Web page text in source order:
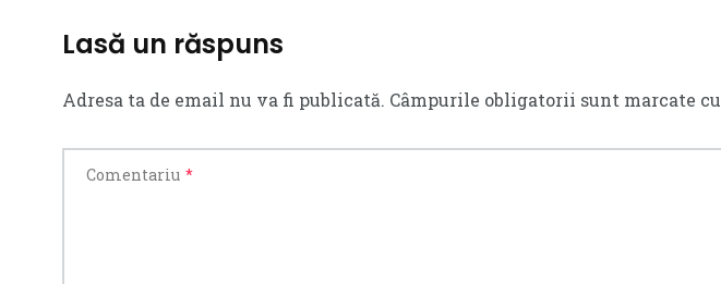
Lasă un răspuns
Adresa ta de email nu va fi publicată. Câmpurile obligatorii sunt marcate cu
Comentariu *